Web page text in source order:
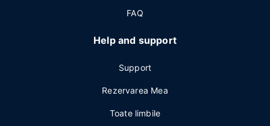
FAQ
Help and support
Support
Rezervarea Mea
Toate limbile